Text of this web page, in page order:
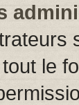
le